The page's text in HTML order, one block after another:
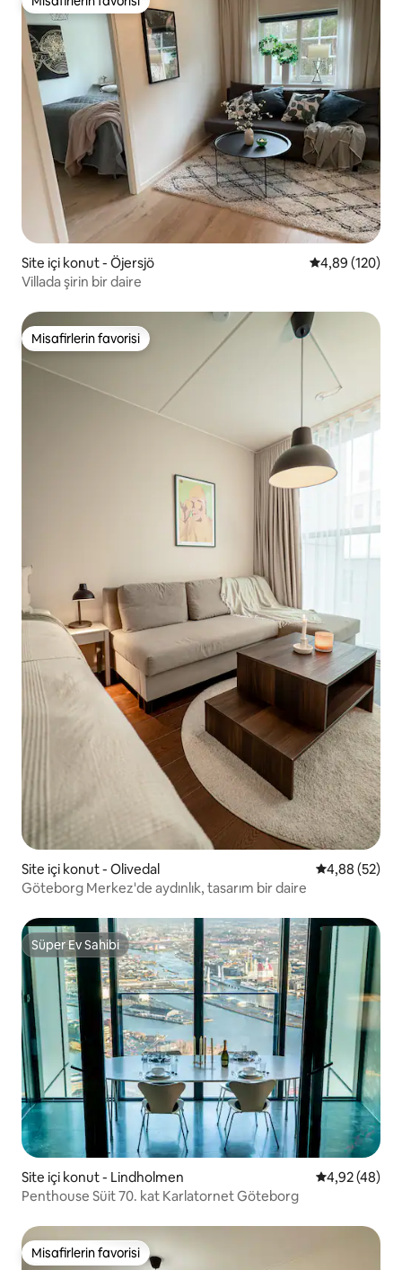
Misafirlerin favorisi
Site içi konut - Öjersjö 5 üzerinden
4,89 (120)
Villada şirin bir daire
Misafirlerin favorisi
Misafirlerin favorisi
Site içi konut - Olivedal 5 üzerinden
4,88 (52)
Göteborg Merkez'de aydınlık, tasarım bir daire
Süper Ev Sahibi
Süper Ev Sahibi
Site içi konut - Lindholmen 5 üzerinden
4,92 (48)
Penthouse Süit 70. kat Karlatornet Göteborg
Misafirlerin favorisi
Misafirlerin favorisi